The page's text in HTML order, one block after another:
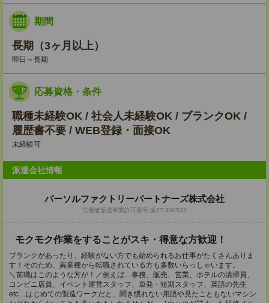
期間
長期（3ヶ月以上）
即日～長期
応募資格・条件
職種未経験OK / 社会人未経験OK / ブランクOK /
履歴書不要 / WEB登録・面接OK
未経験可
派遣会社情報
パーソルファクトリーパートナーズ株式会社
労働者派遣事業許可番号:派27-300523
モクモク作業をすることがスキ・得意な方歓迎！
ブランクがあったり、経験がない方でも始められるお仕事がたくさんありま
す！そのため、異業種から転職されている方も多数いらっしゃいます。
＼前職はこのような方が！／例えば…事務、販売、営業、ホテルの清掃員、
コンビニ店員、イベント運営スタッフ、単発・短期スタッフ、英語の先生
etc…はじめての製造ワークだと、聞き慣れない用語や見たこともないマシン